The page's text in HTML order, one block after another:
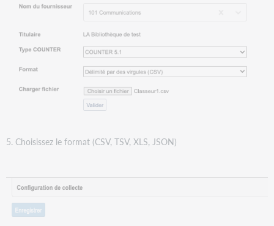
5. Choisissez le format (CSV, TSV, XLS, JSON)